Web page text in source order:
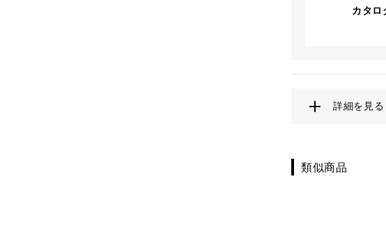
カタロ
詳細を見る
類似商品